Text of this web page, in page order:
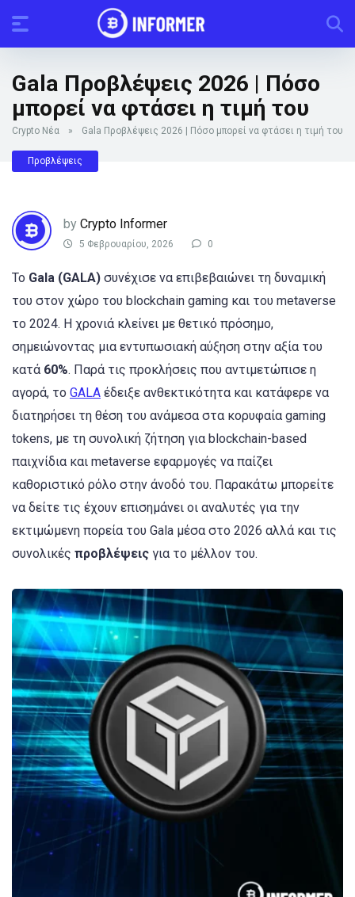
Gala Προβλέψεις 2026 | Πόσο
μπορεί να φτάσει η τιμή του
Crypto Νέα » Gala Προβλέψεις 2026 | Πόσο μπορεί να φτάσει η τιμή του
Προβλέψεις
by Crypto Informer
5 Φεβρουαρίου, 2026 0
Το Gala (GALA) συνέχισε να επιβεβαιώνει τη δυναμική
του στον χώρο του blockchain gaming και του metaverse
το 2024. Η χρονιά κλείνει με θετικό πρόσημο,
σημειώνοντας μια εντυπωσιακή αύξηση στην αξία του
κατά 60%. Παρά τις προκλήσεις που αντιμετώπισε η
αγορά, το GALA έδειξε ανθεκτικότητα και κατάφερε να
διατηρήσει τη θέση του ανάμεσα στα κορυφαία gaming
tokens, με τη συνολική ζήτηση για blockchain-based
παιχνίδια και metaverse εφαρμογές να παίζει
καθοριστικό ρόλο στην άνοδό του. Παρακάτω μπορείτε
να δείτε τις έχουν επισημάνει οι αναλυτές για την
εκτιμώμενη πορεία του Gala μέσα στο 2026 αλλά και τις
συνολικές προβλέψεις για το μέλλον του.